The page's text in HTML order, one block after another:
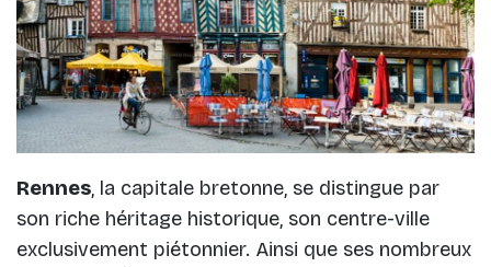
Rennes, la capitale bretonne, se distingue par
son riche héritage historique, son centre-ville
exclusivement piétonnier. Ainsi que ses nombreux